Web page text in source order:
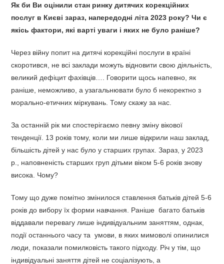
Як би Ви оцінили стан ринку дитячих корекційних
послуг в Києві зараз, напередодні літа 2023 року? Чи є
якісь фактори, які варті уваги і яких не було раніше?
Через війну попит на дитячі корекційні послуги в країні
скоротився, не всі заклади можуть відновити свою діяльність,
великий дефіцит фахівців…. Говорити щось напевно, як
раніше, неможливо, а узагальнювати було б некоректно з
морально-етичних міркувань. Тому скажу за нас.
За останній рік ми спостерігаємо певну зміну вікової
тенденції. 13 років тому, коли ми лише відкрили наш заклад,
більшість дітей у нас було у старших групах. Зараз, у 2023
р., наповненість старших груп дітьми віком 5-6 років знову
висока. Чому?
Тому що дуже помітно змінилося ставлення батьків дітей 5-6
років до вибору їх форми навчання. Раніше багато батьків
віддавали перевагу лише індивідуальним заняттям, однак,
події останнього часу та умови, в яких мимоволі опинилися
люди, показали помилковість такого підходу. Річ у тім, що
індивідуальні заняття дітей не соціалізують, а